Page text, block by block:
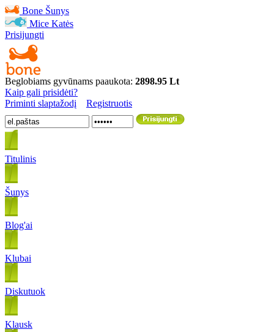
Bone Šunys
Mice Katės
Prisijungti
Beglobiams gyvūnams paaukota: 2898.95 Lt
Kaip gali prisidėti?
Priminti slaptažodį
Registruotis
Titulinis
Šunys
Blog'ai
Klubai
Diskutuok
Klausk